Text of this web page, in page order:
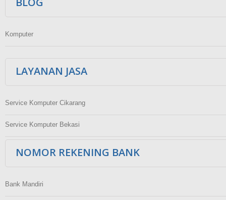
Komputer
LAYANAN JASA
Service Komputer Cikarang
Service Komputer Bekasi
NOMOR REKENING BANK
Bank Mandiri